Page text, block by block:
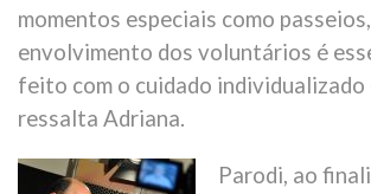
momentos especiais como
envolvimento dos voluntários é
feito com o cuidado individualizado
ressalta Adriana.
Parodi, ao